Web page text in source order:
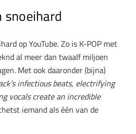
snoeihard
op YouTube. Zo is K-POP met
al meer dan twaalf miljoen
Met ook daaronder (bijna)
infectious beats, electrifying
vocals create an incredible
iemand als één van de